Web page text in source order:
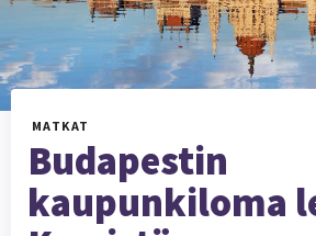
MATKAT
Budapestin
kaupunkiloma